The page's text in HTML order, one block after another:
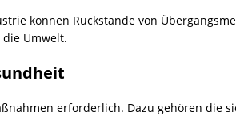
können Rückstände von
Umwelt.
erforderlich. Dazu gehören die